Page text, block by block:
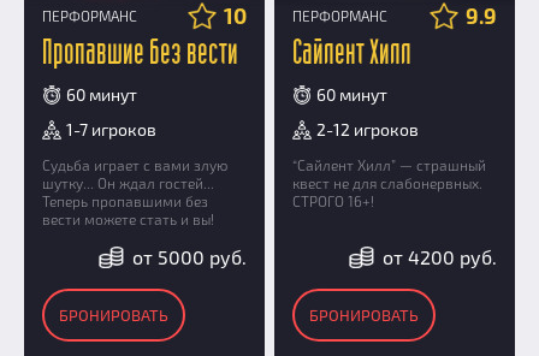
ПЕРФОРМАНС 10
Пропавшие без вести
60 минут
1-7 игроков
Судьба играет с вами злую
шутку... Он ждал гостей...
Теперь пропавшими без
вести можете стать и вы!
от 5000 руб.
БРОНИРОВАТЬ
ПЕРФОРМАНС 9.9
Сайлент Хилл
60 минут
2-12 игроков
“Сайлент Хилл” — страшный
квест не для слабонервных.
СТРОГО 16+!
от 4200 руб.
БРОНИРОВАТЬ